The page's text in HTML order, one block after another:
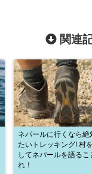
関連
ネパールに行くなら絶
たいトレッキング! 村
してネパールを語るこ
れ！